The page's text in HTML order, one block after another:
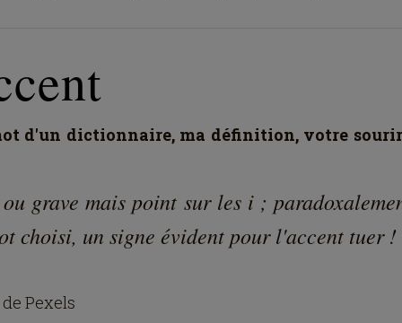
d'un dictionnaire, ma définition, votre
grave mais point sur les i ;
choisi, un signe évident pour l'accent tuer !
Pexels